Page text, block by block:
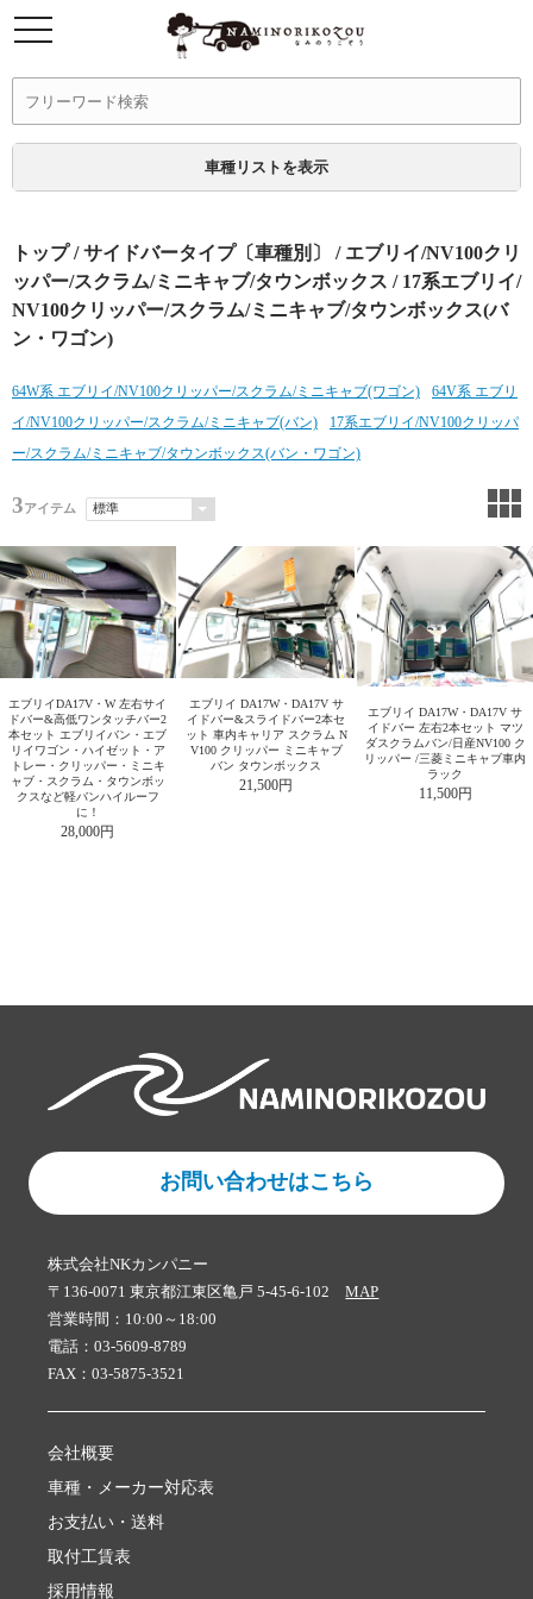
車種リストを表示
トップ/サイドバータイプ〔車種別〕 / エブリイ/NV100クリ
ッパー/スクラム/ミニキャブ/タウンボックス / 17系エブリイ/
NV100クリッパー/スクラム/ミニキャブ/タウンボックス(バ
ン・ワゴン)
64W系 エブリイ/NV100クリッパー/スクラム/ミニキャブ(ワゴン)
64V系 エブリ
イ/NV100クリッパー/スクラム/ミニキャブ(バン)
17系エブリイ/NV100クリッパ
ー/スクラム/ミニキャブ/タウンボックス(バン・ワゴン)
3アイテム
エブリイDA17V・W 左右サイ
ドバー&高低ワンタッチバー2
本セット エブリイバン・エブ
リイワゴン・ハイゼット・ア
トレー・クリッパー・ミニキ
ャブ・スクラム・タウンボッ
クスなど軽バンハイルーフ
に！
28,000円
エブリイ DA17W・DA17V サ
イドバー&スライドバー2本セ
ット 車内キャリア スクラム N
V100 クリッパー ミニキャブ
バン タウンボックス
21,500円
エブリイ DA17W・DA17V サ
イドバー 左右2本セット マツ
ダスクラムバン/日産NV100 ク
リッパー /三菱ミニキャブ車内
ラック
11,500円
お問い合わせはこちら
株式会社NKカンパニー
〒136-0071 東京都江東区亀戸 5-45-6-102MAP
営業時間：10:00～18:00
電話：03-5609-8789
FAX：03-5875-3521
会社概要
車種・メーカー対応表
お支払い・送料
取付工賃表
採用情報